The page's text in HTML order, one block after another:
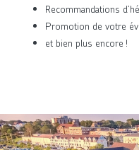
Recommandations
Promotion de votre
et bien plus encore !